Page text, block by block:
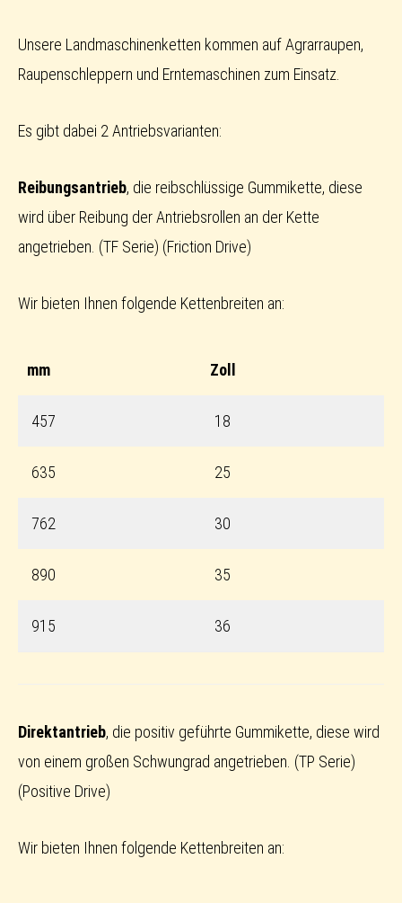
Unsere Landmaschinenketten kommen auf Agrarraupen,
Raupenschleppern und Erntemaschinen zum Einsatz.
Es gibt dabei 2 Antriebsvarianten:
Reibungsantrieb, die reibschlüssige Gummikette, diese
wird über Reibung der Antriebsrollen an der Kette
angetrieben. (TF Serie) (Friction Drive)
Wir bieten Ihnen folgende Kettenbreiten an:
mm Zoll
457 18
635 25
762 30
890 35
915 36
Direktantrieb, die positiv geführte Gummikette, diese wird
von einem großen Schwungrad angetrieben. (TP Serie)
(Positive Drive)
Wir bieten Ihnen folgende Kettenbreiten an: